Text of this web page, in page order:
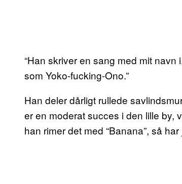
“Han skriver en sang med mit navn
som Yoko-fucking-Ono.”
Han deler dårligt rullede
er en moderat succes i den lille by,
han rimer det med “Banana”, så